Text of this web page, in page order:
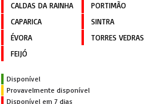
CALDAS DA RAINHA
CAPARICA
ÉVORA
FEIJÓ
PORTIMÃO
SINTRA
TORRES VEDRAS
Disponível
Provavelmente disponível
Disponível em 7 dias